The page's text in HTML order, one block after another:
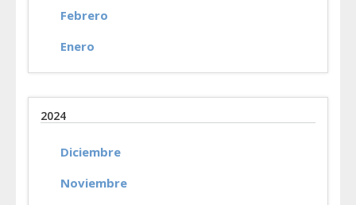
Febrero
Enero
2024
Diciembre
Noviembre